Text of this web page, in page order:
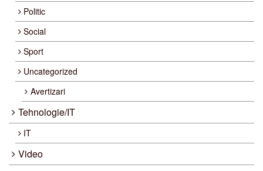
Politic
Social
Sport
Uncategorized
Avertizari
Tehnologie/IT
IT
Video